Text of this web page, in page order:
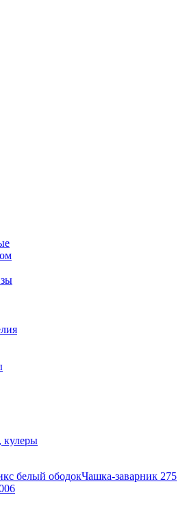
кулеры
белый ободокЧашка-заварник 275